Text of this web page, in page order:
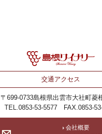
交通アクセス
〒699-0733島根県出雲市大社町菱
TEL.0853-53-5577 FAX.0853-
会社概要